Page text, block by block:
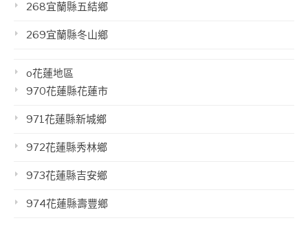
268宜蘭縣五結鄉
269宜蘭縣冬山鄉
o花蓮地區
970花蓮縣花蓮市
971花蓮縣新城鄉
972花蓮縣秀林鄉
973花蓮縣吉安鄉
974花蓮縣壽豐鄉